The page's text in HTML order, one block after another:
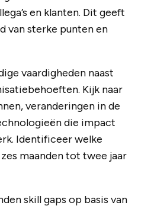
en klanten. Dit geeft
van sterke punten en
vaardigheden naast
Kijk naar
veranderingen in de
die impact
Identificeer welke
maanden tot twee jaar
skill gaps op basis van